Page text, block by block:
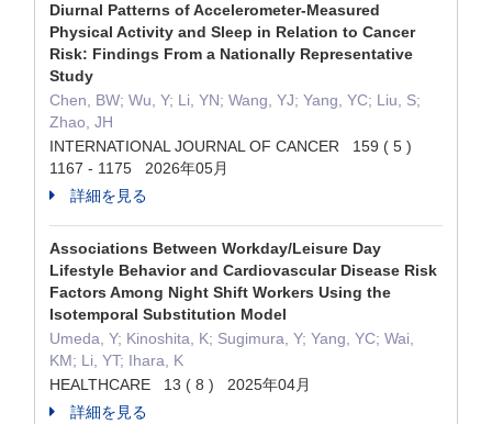
Diurnal Patterns of Accelerometer-Measured
Physical Activity and Sleep in Relation to Cancer
Risk: Findings From a Nationally Representative
Study
Chen, BW; Wu, Y; Li, YN; Wang, YJ; Yang, YC; Liu, S;
Zhao, JH
INTERNATIONAL JOURNAL OF CANCER 159 ( 5 )
1167 - 1175 2026年05月
詳細を見る
Associations Between Workday/Leisure Day
Lifestyle Behavior and Cardiovascular Disease Risk
Factors Among Night Shift Workers Using the
Isotemporal Substitution Model
Umeda, Y; Kinoshita, K; Sugimura, Y; Yang, YC; Wai,
KM; Li, YT; Ihara, K
HEALTHCARE 13 ( 8 ) 2025年04月
詳細を見る